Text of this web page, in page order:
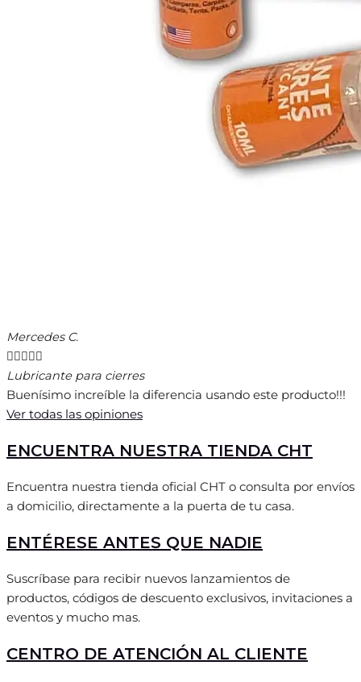
Mercedes C.

Lubricante para cierres
Buenísimo increíble la diferencia usando este producto!!!
Ver todas las opiniones
ENCUENTRA NUESTRA TIENDA CHT
Encuentra nuestra tienda oficial CHT o consulta por envíos
a domicilio, directamente a la puerta de tu casa.
ENTÉRESE ANTES QUE NADIE
Suscríbase para recibir nuevos lanzamientos de
productos, códigos de descuento exclusivos, invitaciones a
eventos y mucho mas.
CENTRO DE ATENCIÓN AL CLIENTE